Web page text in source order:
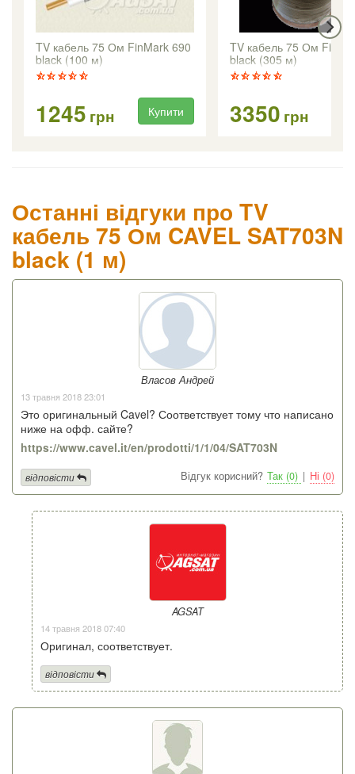
TV кабель 75 Ом FinMark 690
black (100 м)
1245 грн Купити
TV кабель 75 Ом
black (305 м)
3350 грн
Останні відгуки про TV
кабель 75 Ом CAVEL SAT703N
black (1 м)
Власов Андрей
13 травня 2018 23:01
Это оригинальный Cavel? Соответствует тому что написано
ниже на офф. сайте?
https://www.cavel.it/en/prodotti/1/1/04/SAT703N
Відгук корисний? Так (0) | Ні (0)
відповісти
AGSAT
14 травня 2018 07:40
Оригинал, соответствует.
відповісти